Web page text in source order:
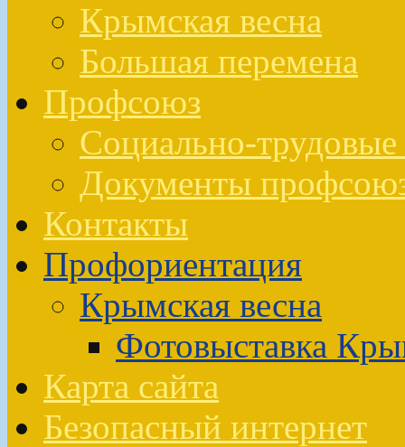
Крымская весна
Большая перемена
Профсоюз
Социально-трудовые
Документы
Контакты
Профориентация
Крымская весна
Фотовыставка
Карта сайта
Безопасный интернет